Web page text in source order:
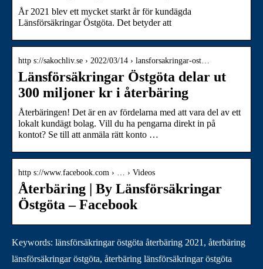
År 2021 blev ett mycket starkt år för kundägda
Länsförsäkringar Östgöta. Det betyder att
http s://sakochliv.se › 2022/03/14 › lansforsakringar-ost…
Länsförsäkringar Östgöta delar ut
300 miljoner kr i återbäring
Återbäringen! Det är en av fördelarna med att vara del av ett
lokalt kundägt bolag. Vill du ha pengarna direkt in på
kontot? Se till att anmäla rätt konto …
http s://www.facebook.com › … › Videos
Återbäring | By Länsförsäkringar
Östgöta – Facebook
Keywords: länsförsäkringar östgöta återbäring 2021, återbäring
länsförsäkringar östgöta, återbäring länsförsäkringar östgöta